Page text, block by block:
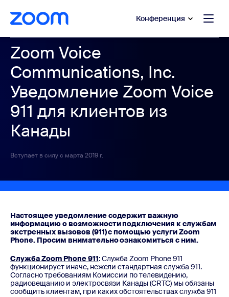
содержанию
в чат помощи Конференция
Zoom Voice
Communications, Inc.
Уведомление Zoom Voice
911 для клиентов из
Канады
Вступает в силу с марта 2019 г.
Настоящее уведомление содержит важную
информацию о возможности подключения к службам
экстренных вызовов (911) с помощью услуги Zoom
Phone. Просим внимательно ознакомиться с ним.
Служба Zoom Phone 911: Служба Zoom Phone 911
функционирует иначе, нежели стандартная служба 911.
Согласно требованиям Комиссии по телевидению,
радиовещанию и электросвязи Канады (CRTC) мы обязаны
сообщить клиентам, при каких обстоятельствах служба 911